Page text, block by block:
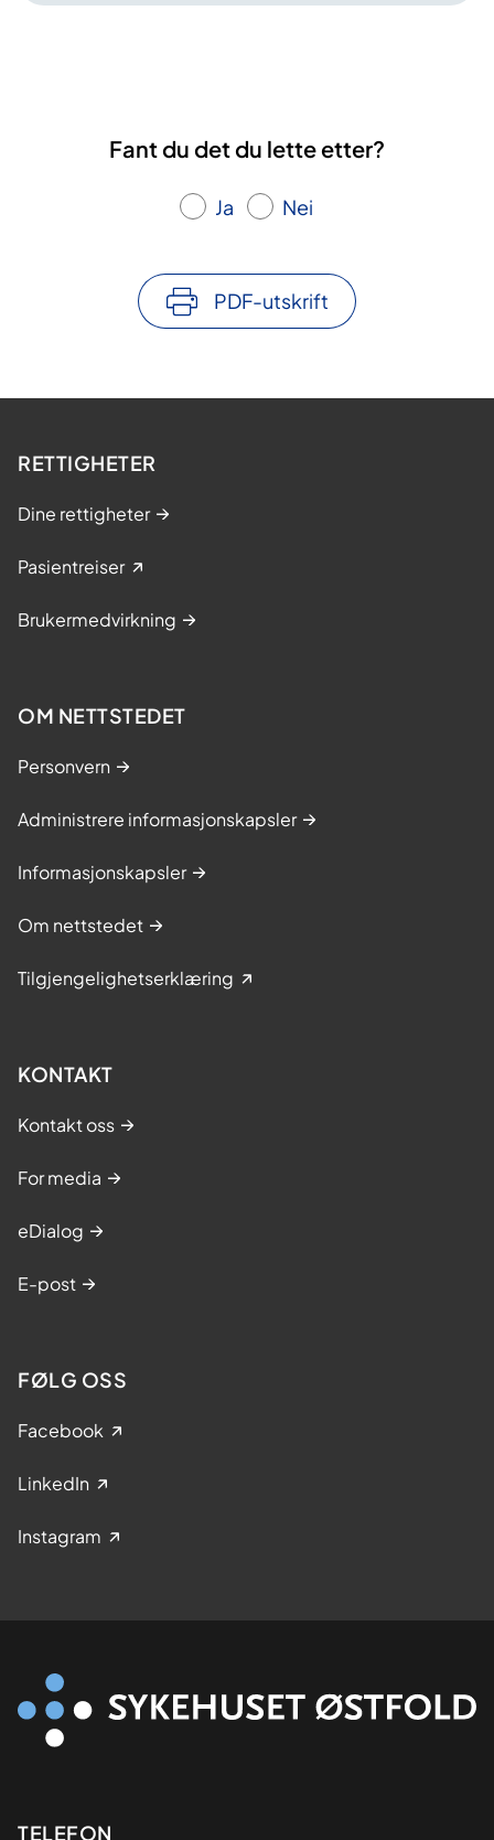
Fant du det du lette etter?
Ja Nei
PDF-utskrift
RETTIGHETER
Dine rettigheter
Pasientreiser
Brukermedvirkning
OM NETTSTEDET
Personvern
Administrere informasjonskapsler
Informasjonskapsler
Om nettstedet
Tilgjengelighetserklæring
KONTAKT
Kontakt oss
For media
eDialog
E-post
FØLG OSS
Facebook
LinkedIn
Instagram
TELEFON